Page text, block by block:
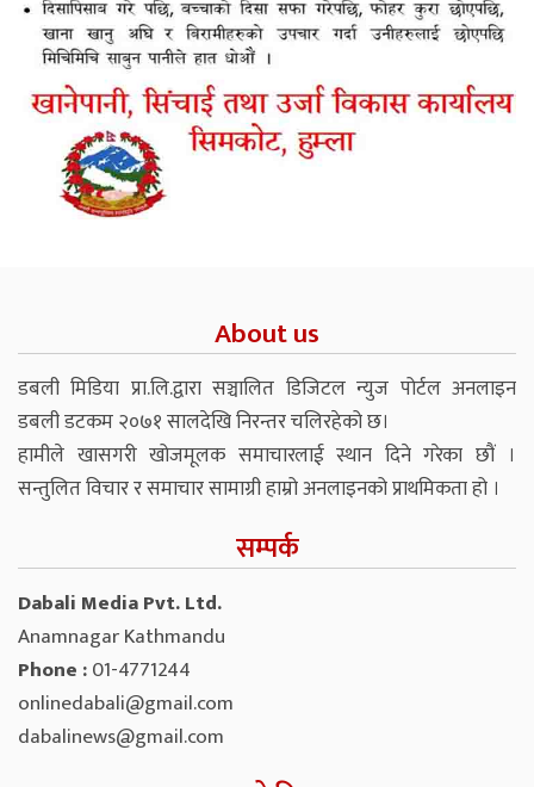
About us
डबली मिडिया प्रा.लि.द्वारा सञ्चालित डिजिटल न्युज पोर्टल अनलाइन
डबली डटकम २०७१ सालदेखि निरन्तर चलिरहेको छ।
हामीले खासगरी खोजमूलक समाचारलाई स्थान दिने गरेका छौं ।
सन्तुलित विचार र समाचार सामाग्री हाम्रो अनलाइनको प्राथमिकता हो ।
सम्पर्क
Dabali Media Pvt. Ltd.
Anamnagar Kathmandu
Phone :01-4771244
onlinedabali@gmail.com
dabalinews@gmail.com